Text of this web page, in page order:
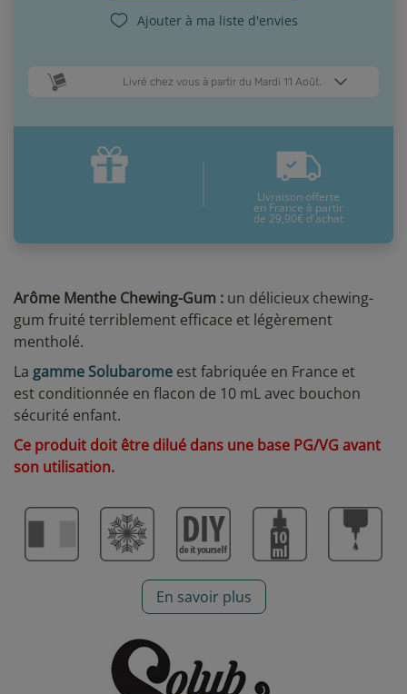
Arôme Menthe Chewing-Gum : un délicieux chewing-
gum fruité terriblement efficace et légèrement
mentholé.
La gamme Solubarome est fabriquée en France et
est conditionnée en flacon de 10 mL avec bouchon
sécurité enfant.
Ce produit doit être dilué dans une base PG/VG avant
son utilisation.
En savoir plus
Ajouter à ma liste d'envies
Livré chez vous à partir du Mardi 11 Août.
Jeudi 13 Août Mardi 11 Août
* Pour une livraison en France métropolitaine+ d'infos
Livraison offerte
en France à partir
de 29,90€ d'achat